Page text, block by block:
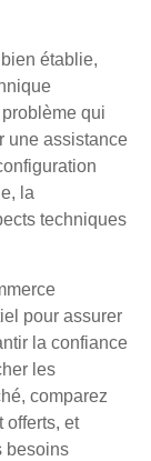
établie,
qui
une assistance
la
techniques
pour assurer
la confiance
les
comparez
offerts, et
besoins